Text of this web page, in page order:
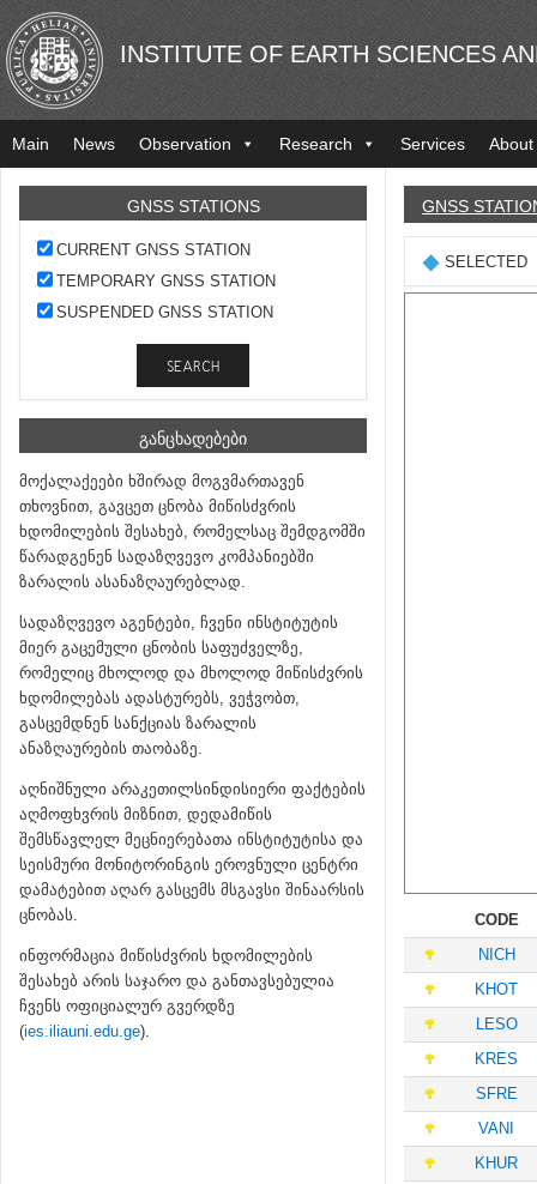
INSTITUTE OF EARTH SCIENCES
Main News Observation Research Services About
GNSS STATIONS
CURRENT GNSS STATION
TEMPORARY GNSS STATION
SUSPENDED GNSS STATION
ᲒᲐᲜᲪᲮᲐᲓᲔᲑᲔᲑᲘ
მოქალაქეები ხშირად მოგვმართავენ
თხოვნით, გავცეთ ცნობა მიწისძვრის
ხდომილების შესახებ, რომელსაც შემდგომში
წარადგენენ სადაზღვევო კომპანიებში
ზარალის ასანაზღაურებლად.
სადაზღვევო აგენტები, ჩვენი ინსტიტუტის
მიერ გაცემული ცნობის საფუძველზე,
რომელიც მხოლოდ და მხოლოდ მიწისძვრის
ხდომილებას ადასტურებს, ვეჭვობთ,
გასცემდნენ სანქციას ზარალის
ანაზღაურების თაობაზე.
აღნიშნული არაკეთილსინდისიერი ფაქტების
აღმოფხვრის მიზნით, დედამიწის
შემსწავლელ მეცნიერებათა ინსტიტუტისა და
სეისმური მონიტორინგის ეროვნული ცენტრი
დამატებით აღარ გასცემს მსგავსი შინაარსის
ცნობას.
ინფორმაცია მიწისძვრის ხდომილების
შესახებ არის საჯარო და განთავსებულია
ჩვენს ოფიციალურ გვერდზე
(ies.iliauni.edu.ge).
GNSS
SELECTED
CODE
NICH
KHOT
LESO
KRES
SFRE
VANI
KHUR